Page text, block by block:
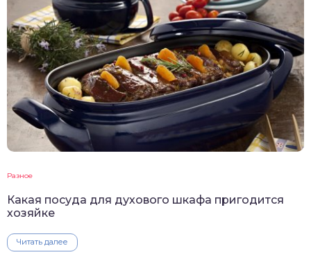
Разное
Какая посуда для духового шкафа пригодится
хозяйке
Читать далее